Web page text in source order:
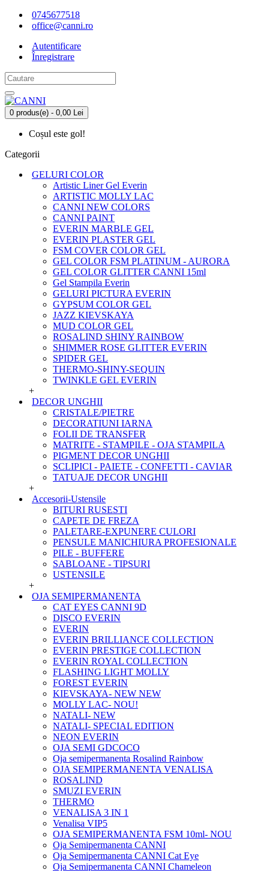
0745677518
office@canni.ro
Autentificare
Înregistrare
0 produs(e) - 0,00 Lei
Coșul este gol!
Categorii
GELURI COLOR
Artistic Liner Gel Everin
ARTISTIC MOLLY LAC
CANNI NEW COLORS
CANNI PAINT
EVERIN MARBLE GEL
EVERIN PLASTER GEL
FSM COVER COLOR GEL
GEL COLOR FSM PLATINUM - AURORA
GEL COLOR GLITTER CANNI 15ml
Gel Stampila Everin
GELURI PICTURA EVERIN
GYPSUM COLOR GEL
JAZZ KIEVSKAYA
MUD COLOR GEL
ROSALIND SHINY RAINBOW
SHIMMER ROSE GLITTER EVERIN
SPIDER GEL
THERMO-SHINY-SEQUIN
TWINKLE GEL EVERIN
+
DECOR UNGHII
CRISTALE/PIETRE
DECORATIUNI IARNA
FOLII DE TRANSFER
MATRITE - STAMPILE - OJA STAMPILA
PIGMENT DECOR UNGHII
SCLIPICI - PAIETE - CONFETTI - CAVIAR
TATUAJE DECOR UNGHII
+
Accesorii-Ustensile
BITURI RUSESTI
CAPETE DE FREZA
PALETARE-EXPUNERE CULORI
PENSULE MANICHIURA PROFESIONALE
PILE - BUFFERE
SABLOANE - TIPSURI
USTENSILE
+
OJA SEMIPERMANENTA
CAT EYES CANNI 9D
DISCO EVERIN
EVERIN
EVERIN BRILLIANCE COLLECTION
EVERIN PRESTIGE COLLECTION
EVERIN ROYAL COLLECTION
FLASHING LIGHT MOLLY
FOREST EVERIN
KIEVSKAYA- NEW NEW
MOLLY LAC- NOU!
NATALI- NEW
NATALI- SPECIAL EDITION
NEON EVERIN
OJA SEMI GDCOCO
Oja semipermanenta Rosalind Rainbow
OJA SEMIPERMANENTA VENALISA
ROSALIND
SMUZI EVERIN
THERMO
VENALISA 3 IN 1
Venalisa VIP5
OJA SEMIPERMANENTA FSM 10ml- NOU
Oja Semipermanenta CANNI
Oja Semipermanenta CANNI Cat Eye
Oja Semipermanenta CANNI Chameleon